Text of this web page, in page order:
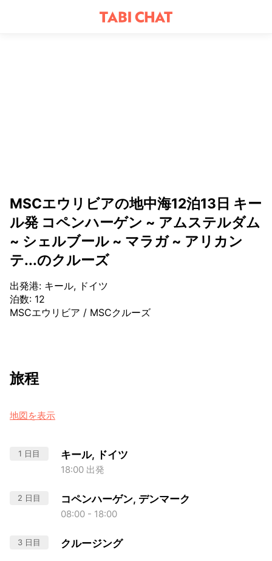
MSCエウリビアの地中海12泊13日 キー
ル発 コペンハーゲン ~ アムステルダム
~ シェルブール ~ マラガ ~ アリカン
テ...のクルーズ
出発港: キール, ドイツ
泊数: 12
MSCエウリビア / MSCクルーズ
旅程
地図を表示
1 日目 キール, ドイツ
18:00 出発
2 日目 コペンハーゲン, デンマーク
08:00 - 18:00
3 日目 クルージング